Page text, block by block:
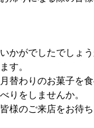
いかがでしたでしょ
ます。
月替わりのお菓子を
べりをしませんか。
皆様のご来店をお待ち